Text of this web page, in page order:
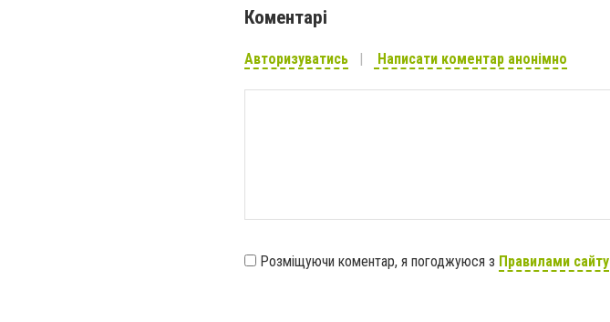
Коментарі
Авторизуватись Написати коментар анонімно
Розміщуючи коментар, я погоджуюся з Правилами сайту